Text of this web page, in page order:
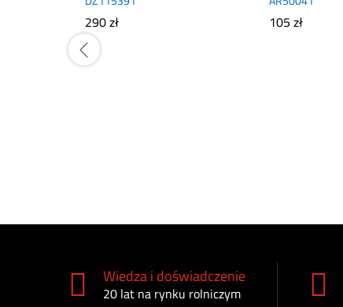
290zł 105zł
Wiedza i doświadczenie
20 lat na rynku rolniczym